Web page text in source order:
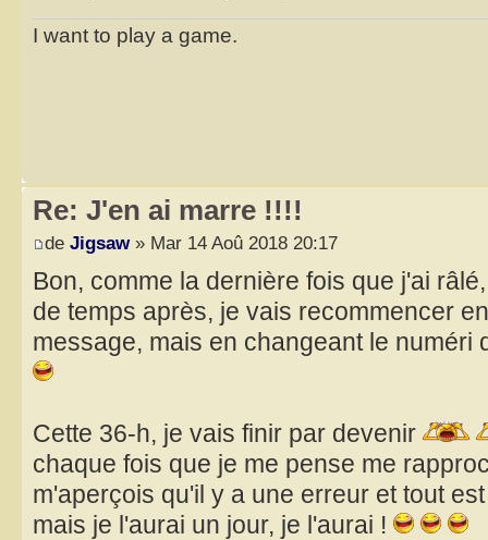
I want to play a game.
Re: J'en ai marre !!!!
de Jigsaw» Mar 14 Aoû 2018 20:17
Bon, comme la dernière fois que j'ai
de temps après, je vais recommencer
message, mais en changeant le numéri
Cette 36-h, je vais finir par devenir
chaque fois que je me pense me
m'aperçois qu'il y a une erreur et tout
mais je l'aurai un jour, je l'aurai !